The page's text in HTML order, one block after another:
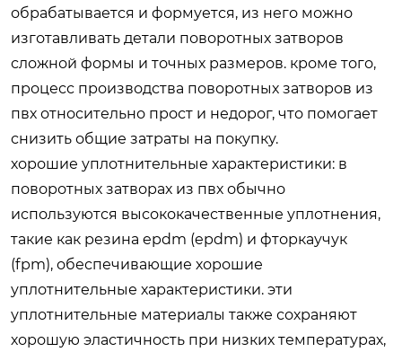
обрабатывается и формуется, из него можно
изготавливать детали поворотных затворов
сложной формы и точных размеров. кроме того,
процесс производства поворотных затворов из
пвх относительно прост и недорог, что помогает
снизить общие затраты на покупку.
хорошие уплотнительные характеристики: в
поворотных затворах из пвх обычно
используются высококачественные уплотнения,
такие как резина epdm (epdm) и фторкаучук
(fpm), обеспечивающие хорошие
уплотнительные характеристики. эти
уплотнительные материалы также сохраняют
хорошую эластичность при низких температурах,